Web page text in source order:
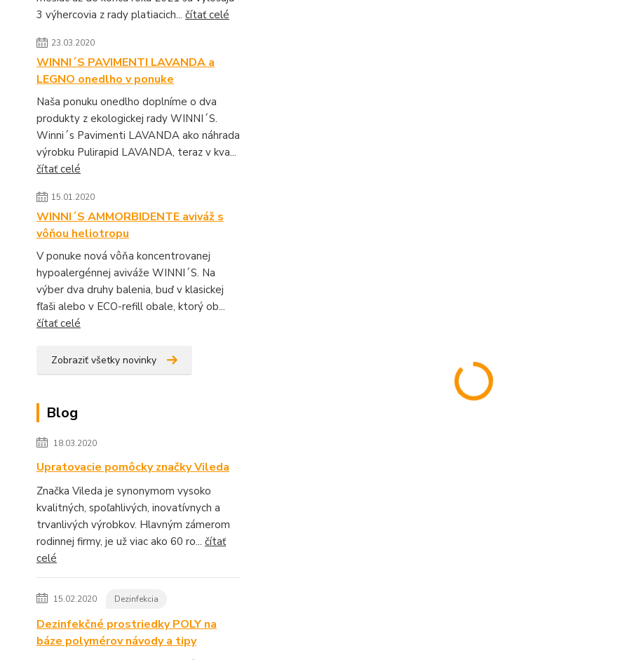
3 výhercovia z rady platiacich... čítať celé
23.03.2020
WINNI´S PAVIMENTI LAVANDA a
LEGNO onedlho v ponuke
Naša ponuku onedlho doplníme o dva
produkty z ekologickej rady WINNI´S.
Winni´s Pavimenti LAVANDA ako náhrada
výrobku Pulirapid LAVANDA, teraz v kva...
čítať celé
15.01.2020
WINNI´S AMMORBIDENTE aviváž s
vôňou heliotropu
V ponuke nová vôňa koncentrovanej
hypoalergénnej aviváže WINNI´S. Na
výber dva druhy balenia, buď v klasickej
fľaši alebo v ECO-refill obale, ktorý ob...
čítať celé
Zobraziť všetky novinky
Blog
18.03.2020
Upratovacie pomôcky značky Vileda
Značka Vileda je synonymom vysoko
kvalitných, spoľahlivých, inovatívnych a
trvanlivých výrobkov. Hlavným zámerom
rodinnej firmy, je už viac ako 60 ro... čítať
celé
15.02.2020 Dezinfekcia
Dezinfekčné prostriedky POLY na
báze polymérov návody a tipy